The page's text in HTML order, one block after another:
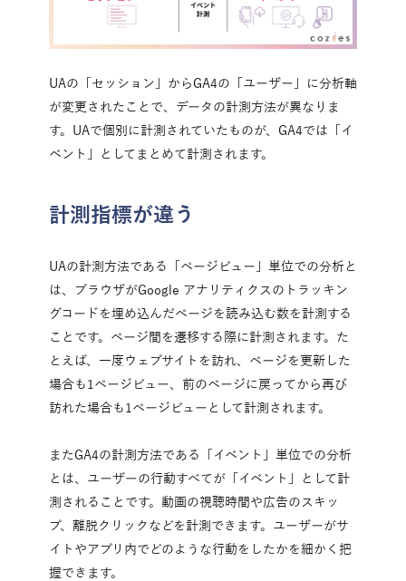
UAの「セッション」からGA4の「ユーザー」に分析軸
が変更されたことで、データの計測方法が異なりま
す。UAで個別に計測されていたものが、GA4では「イ
ベント」としてまとめて計測されます。
計測指標が違う
UAの計測方法である「ページビュー」単位での分析と
は、ブラウザがGoogle アナリティクスのトラッキン
グコードを埋め込んだページを読み込む数を計測する
ことです。ページ間を遷移する際に計測されます。た
とえば、一度ウェブサイトを訪れ、ページを更新した
場合も1ページビュー、前のページに戻ってから再び
訪れた場合も1ページビューとして計測されます。
またGA4の計測方法である「イベント」単位での分析
とは、ユーザーの行動すべてが「イベント」として計
測されることです。動画の視聴時間や広告のスキッ
プ、離脱クリックなどを計測できます。ユーザーがサ
イトやアプリ内でどのような行動をしたかを細かく把
握できます。